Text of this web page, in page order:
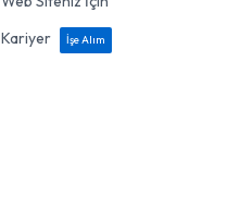
Kariyer
İşe Alım